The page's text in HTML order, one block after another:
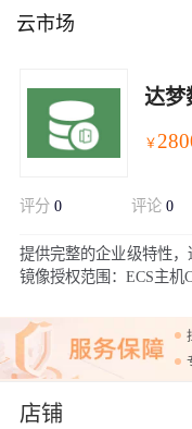
云市场
达梦
￥
评分 0 评论 0
提供完整的企业级特性
镜像授权范围：ECS主机
店铺